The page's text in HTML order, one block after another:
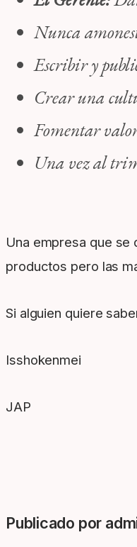
Nunca
Escribir y
Crear una
Fomentar
Una vez al
Una empresa que
productos pero las
Si alguien quiere
Isshokenmei
JAP
Publicado por